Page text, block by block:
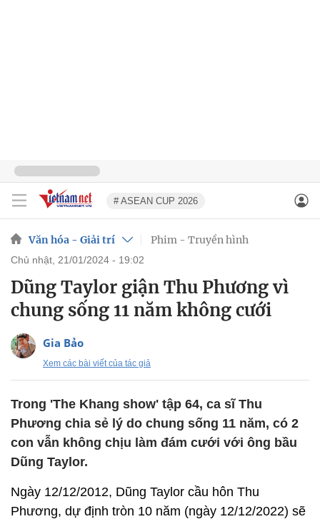
# ASEAN CUP 2026
Văn hóa - Giải trí Phim - Truyền hình
chủ nhật, 21/01/2024 - 19:02
Dũng Taylor giận Thu Phương vì
chung sống 11 năm không cưới
Gia Bảo
Xem các bài viết của tác giả
Trong 'The Khang show' tập 64, ca sĩ Thu
Phương chia sẻ lý do chung sống 11 năm, có 2
con vẫn không chịu làm đám cưới với ông bầu
Dũng Taylor.
Ngày 12/12/2012, Dũng Taylor cầu hôn Thu
Phương, dự định tròn 10 năm (ngày 12/12/2022) sẽ